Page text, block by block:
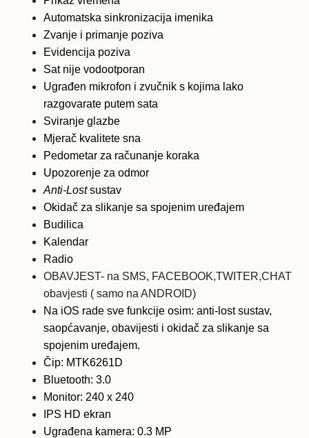
Automatska sinkronizacija imenika
Zvanje i primanje poziva
Evidencija poziva
Sat nije vodootporan
Ugrađen mikrofon i zvučnik s kojima lako
razgovarate putem sata
Sviranje glazbe
Mjerač kvalitete sna
Pedometar za računanje koraka
Upozorenje za odmor
Anti-Lostsustav
Okidač za slikanje sa spojenim uređajem
Budilica
Kalendar
Radio
OBAVJEST- na SMS, FACEBOOK,TWITER,CHAT
obavjesti ( samo na ANDROID)
Na iOS rade sve funkcije osim: anti-lost sustav,
saopćavanje, obavijesti i okidač za slikanje sa
spojenim uređajem.
Čip: MTK6261D
Bluetooth: 3.0
Monitor: 240 x 240
IPS HD ekran
Ugrađena kamera: 0.3 MP